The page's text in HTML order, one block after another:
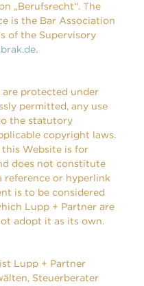
„Berufsrecht“. The
is the Bar Association
of the Supervisory
.
protected under
permitted, any use
the statutory
copyright laws.
Website is for
does not constitute
reference or hyperlink
is to be considered
Lupp + Partner are
adopt it as its own.
Lupp + Partner
Steuerberater